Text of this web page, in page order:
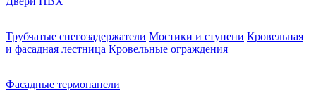
Трубчатые снегозадержатели Мостики и ступени Кровельная
и фасадная лестница Кровельные ограждения
Фасадные термопанели